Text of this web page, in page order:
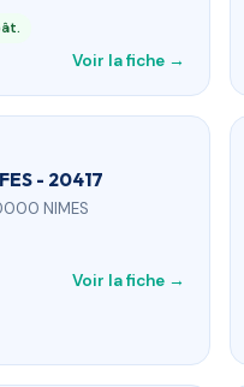
Voir la fiche →
- 20417
NIMES
Voir la fiche →